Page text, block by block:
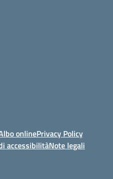
onlinePrivacy Policy
accessibilitàNote legali